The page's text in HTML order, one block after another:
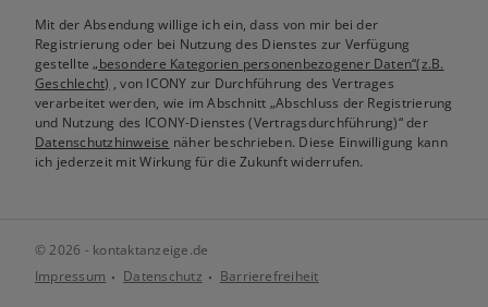
Mit der Absendung willige ich ein, dass von mir bei der
Registrierung oder bei Nutzung des Dienstes zur Verfügung
gestellte„besondere Kategorien personenbezogener Daten“(z.B.
Geschlecht) , von ICONY zur Durchführung des Vertrages
verarbeitet werden, wie im Abschnitt „Abschluss der Registrierung
und Nutzung des ICONY-Dienstes (Vertragsdurchführung)“ der
Datenschutzhinweise näher beschrieben. Diese Einwilligung kann
ich jederzeit mit Wirkung für die Zukunft widerrufen.
© 2026 - kontaktanzeige.de
Impressum
Datenschutz Barrierefreiheit